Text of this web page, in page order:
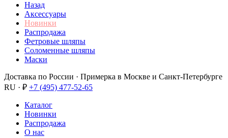
Назад
Аксессуары
Новинки
Распродажа
Фетровые шляпы
Соломенные шляпы
Маски
Доставка по России · Примерка в Москве и Санкт-Петербурге
RU · ₽ +7 (495) 477-52-65
Каталог
Новинки
Распродажа
О нас